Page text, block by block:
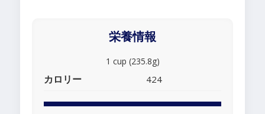
栄養情報
1 cup (235.8g)
カロリー 424